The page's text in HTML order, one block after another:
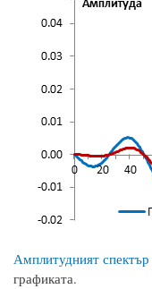
Амплитудният спектър
графиката.